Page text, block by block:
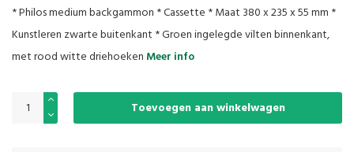
* Philos medium backgammon * Cassette * Maat 380 x 235 x 55 mm *
Kunstleren zwarte buitenkant * Groen ingelegde vilten binnenkant,
met rood witte driehoeken Meer info
Toevoegen aan winkelwagen